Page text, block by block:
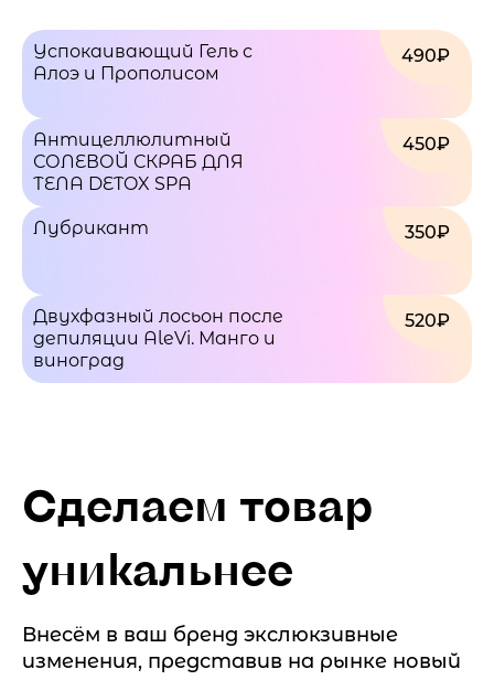
490₽
Успокаивающий Гель с
Алоэ и Прополисом
450₽
Антицеллюлитный
СОЛЕВОЙ СКРАБ ДЛЯ
ТЕЛА DETOX SPA
350₽
Лубрикант
520₽
Двухфазный лосьон после
депиляции AleVi. Манго и
виноград
Сделаем товар
уникальнее
Внесём в ваш бренд экслюкзивные
изменения, представив на рынке новый